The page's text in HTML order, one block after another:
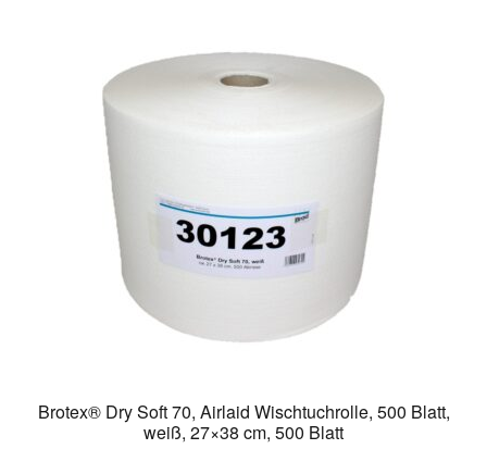
Brotex® Dry Soft 70, Airlaid Wischtuchrolle, 500 Blatt,
weiß, 27×38 cm, 500 Blatt